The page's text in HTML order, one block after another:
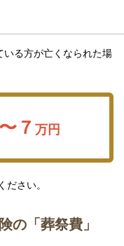
る方が亡くなられた場
７万円
ださい。
の「葬祭費」